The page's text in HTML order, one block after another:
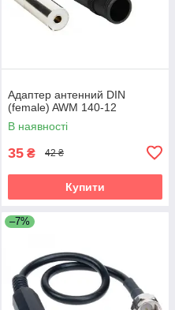
Адаптер антенний DIN
(female) AWM 140-12
В наявності
35 ₴ 42 ₴
Купити
–7%